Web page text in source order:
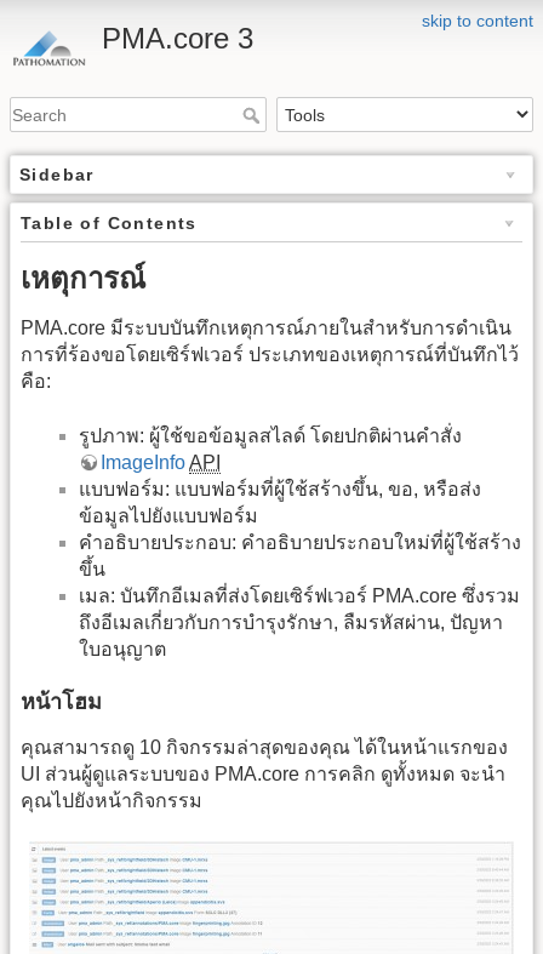
skip to content
PMA.core 3
Sidebar
Table of Contents
เหตุการณ์
PMA.core มีระบบบันทึกเหตุการณ์ภายในสำหรับการดำเนิน
การที่ร้องขอโดยเซิร์ฟเวอร์ ประเภทของเหตุการณ์ที่บันทึกไว้
คือ:
รูปภาพ: ผู้ใช้ขอข้อมูลสไลด์ โดยปกติผ่านคำสั่ง
ImageInfoAPI
แบบฟอร์ม: แบบฟอร์มที่ผู้ใช้สร้างขึ้น, ขอ, หรือส่ง
ข้อมูลไปยังแบบฟอร์ม
คำอธิบายประกอบ: คำอธิบายประกอบใหม่ที่ผู้ใช้สร้าง
ขึ้น
เมล: บันทึกอีเมลที่ส่งโดยเซิร์ฟเวอร์ PMA.core ซึ่งรวม
ถึงอีเมลเกี่ยวกับการบำรุงรักษา, ลืมรหัสผ่าน, ปัญหา
ใบอนุญาต
หน้าโฮม
คุณสามารถดู 10 กิจกรรมล่าสุดของคุณ ได้ในหน้าแรกของ
UI ส่วนผู้ดูแลระบบของ PMA.core การคลิก ดูทั้งหมด จะนำ
คุณไปยังหน้ากิจกรรม